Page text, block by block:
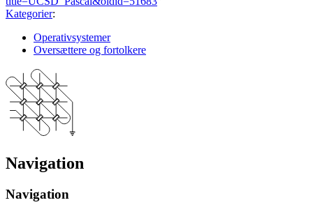
Kategorier:
Operativsystemer
Oversættere og fortolkere
Navigation
Navigation